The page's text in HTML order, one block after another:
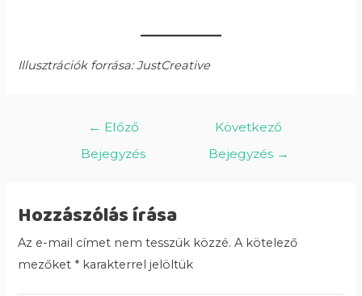
Illusztrációk forrása: JustCreative
← Előző
Bejegyzés
Következő
Bejegyzés →
Hozzászólás írása
Az e-mail címet nem tesszük közzé. A kötelező
mezőket * karakterrel jelöltük